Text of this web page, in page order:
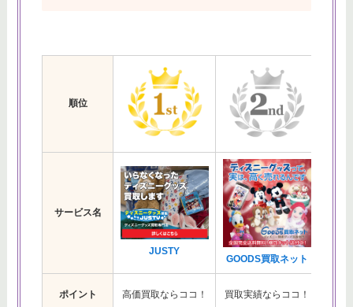
ディズニーランドでは療育手帳で
割引になる？療育手帳提示での料
金をチェック！
順位
サービス名
JUSTY
GOODS買取ネット
ポイント 高価買取ならココ！ 買取実績ならココ！